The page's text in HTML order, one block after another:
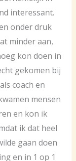
interessant.
onder druk
minder aan,
kon doen in
gekomen bij
coach en
mensen
en kon ik
ik dat heel
gaan doen
en in 1 op 1